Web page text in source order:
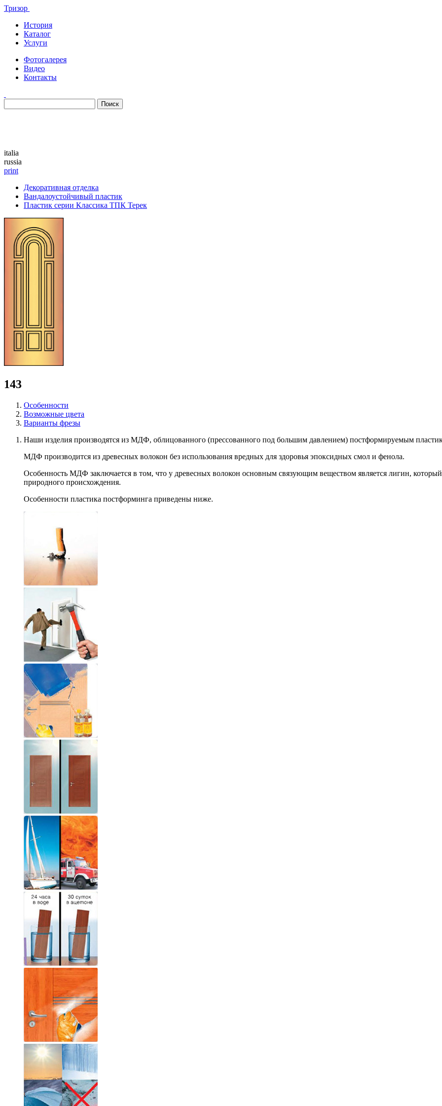
Тризор
История
Каталог
Услуги
Фотогалерея
Видео
Контакты
italia
russia
print
Декоративная отделка
Вандалоустойчивый пластик
Пластик серии Классика ТПК Терек
143
Особенности
Возможные цвета
Варианты фрезы
Наши изделия производятся из МДФ, облицованного (прессованного под большим давлением) постформируемым
МДФ производится из древесных волокон без использования вредных для здоровья эпоксидных смол и фенола.
Особенность МДФ заключается в том, что у древесных волокон основным связующим веществом является лигин,
природного происхождения.
Особенности пластика постформинга приведены ниже.